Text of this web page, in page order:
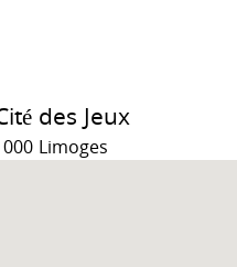
des Jeux
Limoges